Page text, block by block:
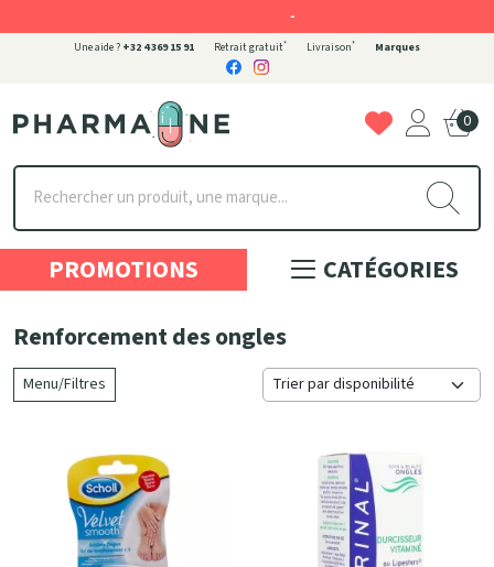
Une aide ? +32 4 369 15 91 Retrait gratuit* Livraison* Marques
Pharmaone Votre pharmacie en ligne à votre service
0
PROMOTIONS
CATÉGORIES
Renforcement des ongles
Menu/Filtres